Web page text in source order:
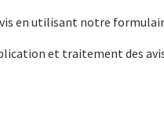
en utilisant notre
et traitement des